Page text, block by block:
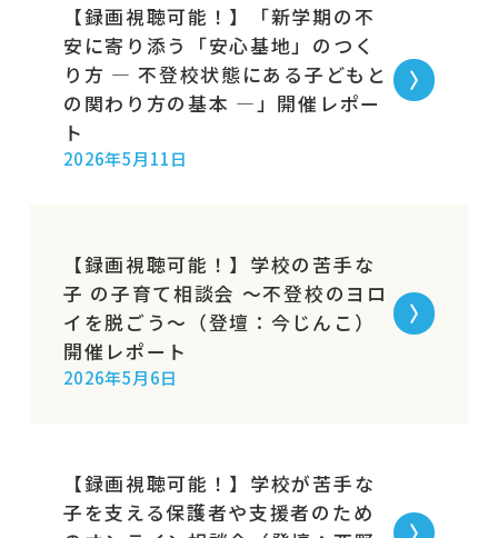
【録画視聴可能！】「新学期の不
安に寄り添う「安心基地」のつく
り方 ― 不登校状態にある子どもと
の関わり方の基本 ―」開催レポー
ト
2026年5月11日
【録画視聴可能！】学校の苦手な
子 の子育て相談会 〜不登校のヨロ
イを脱ごう〜（登壇：今じんこ）
開催レポート
2026年5月6日
【録画視聴可能！】学校が苦手な
子を支える保護者や支援者のため